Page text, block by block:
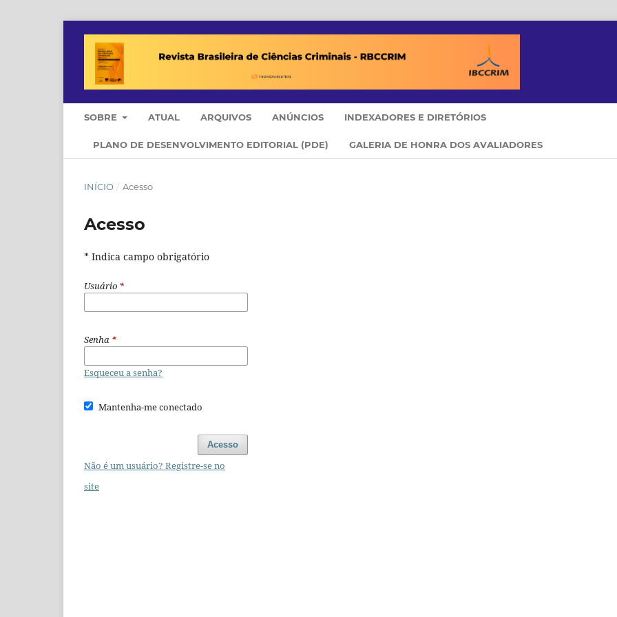
SOBRE ATUAL ARQUIVOS ANÚNCIOS INDEXADORES E DIRETÓRIOS
PLANO DE DESENVOLVIMENTO EDITORIAL (PDE) GALERIA DE HONRA DOS AVALIADORES
INÍCIO / Acesso
Acesso
* Indica campo obrigatório
Usuário *
Senha *
Esqueceu a senha?
Mantenha-me conectado
Acesso
Não é um usuário? Registre-se no
site